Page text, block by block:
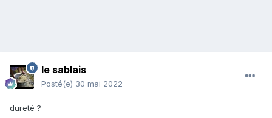
le sablais
Posté(e) 30 mai 2022
dureté ?